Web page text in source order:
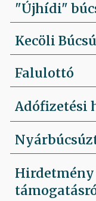
"Újhídi"
Kecöli
Falulottó
Adófizetési